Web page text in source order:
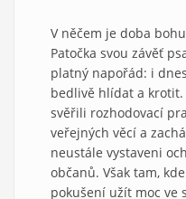
V něčem je doba
Patočka svou závěť
platný napořád: i
bedlivě hlídat a krotit.
svěřili rozhodovací
veřejných věcí a
neustále vystaveni
občanů. Však tam,
pokušení užít moc ve